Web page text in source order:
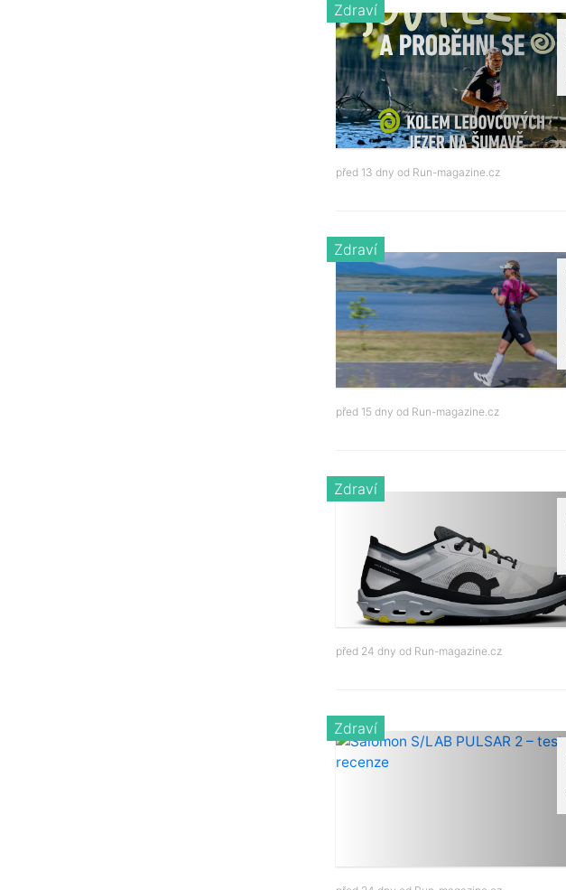
Zdraví
před 13 dny od Run-magazine.cz
Zdraví
před 15 dny od Run-magazine.cz
Zdraví
před 24 dny od Run-magazine.cz
Zdraví